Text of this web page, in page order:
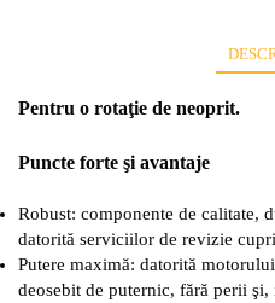
Pentru o rotaţie de neoprit.
Puncte forte şi avantaje
Robust: componente de calitate,
datorită serviciilor de revizie
Putere maximă: datorită
deosebit de puternic, fără perii